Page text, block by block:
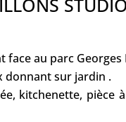
face au parc Georges
donnant sur jardin .
kitchenette, pièce